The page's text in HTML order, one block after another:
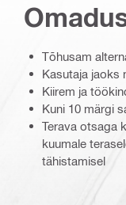
Tõhusam
Kasutaja jaoks
Kiirem ja
Kuni 10 märgi
Terava otsaga
kuumale
tähistamisel